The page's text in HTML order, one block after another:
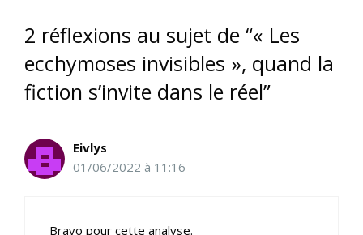
2 réflexions au sujet de “« Les
ecchymoses invisibles », quand la
fiction s’invite dans le réel”
Eivlys
01/06/2022 à 11:16
Bravo pour cette analyse.